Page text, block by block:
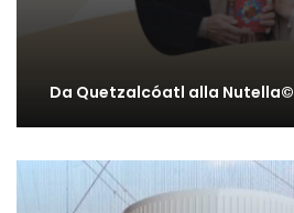
Da Quetzalcóatl alla Nutella©